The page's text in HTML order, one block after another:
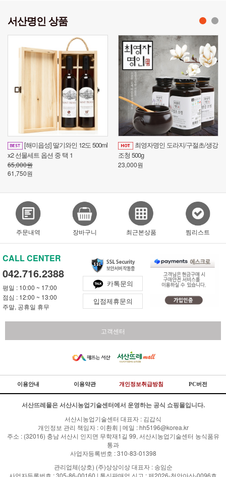
서산명인 상품
[해미읍성] 딸기와인 12도 500ml
x2 선물세트 옵션 중 택 1
65,000원
61,750원
최영자명인 도라지/구절초/생강
조청 500g
23,000원
주문내역 장바구니 최근본상품 찜리스트
CALL CENTER
042.716.2388
평일 : 10:00 ~ 17:00
점심 : 12:00 ~ 13:00
주말, 공휴일 휴무
카톡문의
입점제휴문의
고객센터
이용안내 이용약관 개인정보취급방침 PC버전
서산뜨레몰은 서산시농업기술센터에서 운영하는 공식 쇼핑몰입니다.
서산시농업기술센터 대표자 : 김갑식
개인정보 관리 책임자 : 이환휘 | 메일 : hh5196@korea.kr
주소 : (32016) 충남 서산시 인지면 무학재1길 99, 서산시농업기술센터 농식품유
통과
사업자등록번호 : 310-83-01398
관리업체(상호) (주)상상이상 대표자 : 송임순